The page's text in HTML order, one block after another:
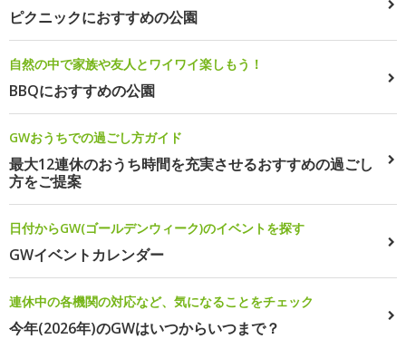
ピクニックにおすすめの公園
自然の中で家族や友人とワイワイ楽しもう！
BBQにおすすめの公園
GWおうちでの過ごし方ガイド
最大12連休のおうち時間を充実させるおすすめの過ごし
方をご提案
日付からGW(ゴールデンウィーク)のイベントを探す
GWイベントカレンダー
連休中の各機関の対応など、気になることをチェック
今年(2026年)のGWはいつからいつまで？